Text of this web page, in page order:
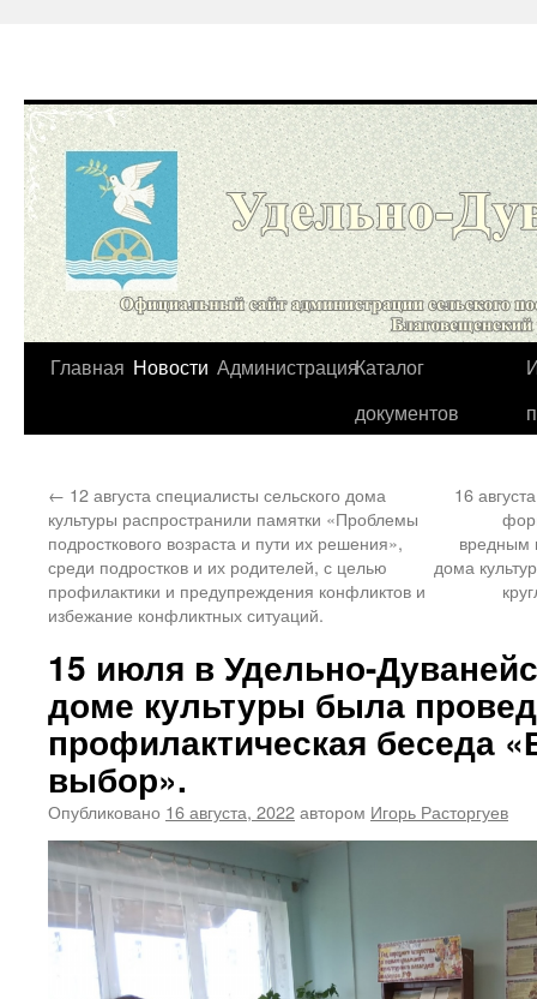
Перейти
Главная Новости АдминистрацияКаталог
документов
← 12 августа специалисты сельского дома
культуры распространили памятки «Проблемы
подросткового возраста и пути их решения»,
среди подростков и их родителей, с целью
профилактики и предупреждения конфликтов и
избежание конфликтных ситуаций.
16
вредным
дома
15 июля в Удельно-
доме культуры была
профилактическая беседа
выбор».
Опубликовано 16 августа, 2022автором Игорь Расторгуев